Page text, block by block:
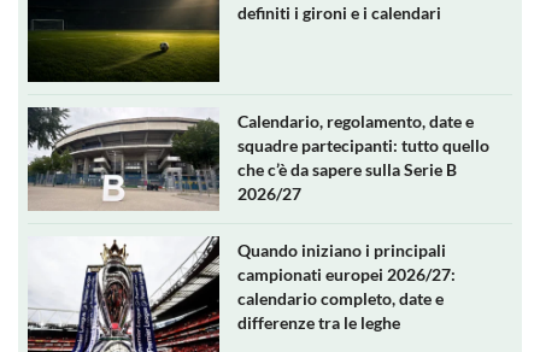
definiti i gironi e i calendari
Calendario, regolamento, date e
squadre partecipanti: tutto quello
che c’è da sapere sulla Serie B
2026/27
Quando iniziano i principali
campionati europei 2026/27:
calendario completo, date e
differenze tra le leghe